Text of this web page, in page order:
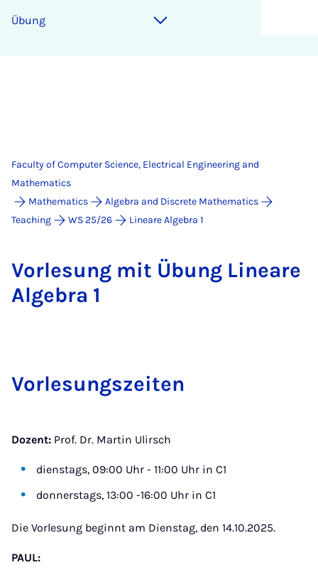
Übung
Faculty of Computer Science, Electrical Engineering and
Mathematics
Mathematics
Algebra and Discrete Mathematics
Teaching
WS 25/26 Lineare Algebra 1
Vor­le­sung mit Übung Lin­eare
Al­gebra 1
Vor­le­sung­szeiten
Dozent: Prof. Dr. Martin Ulirsch
dienstags, 09:00 Uhr - 11:00 Uhr in C1
donnerstags, 13:00 -16:00 Uhr in C1
Die Vorlesung beginnt am Dienstag, den 14.10.2025.
PAUL: